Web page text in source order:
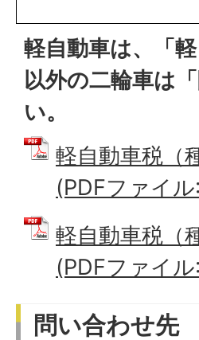
軽自動車は、「
以外の二輪車は
い。
軽自動車税（
(PDFファイ
軽自動車税（
(PDFファイ
問い合わせ先